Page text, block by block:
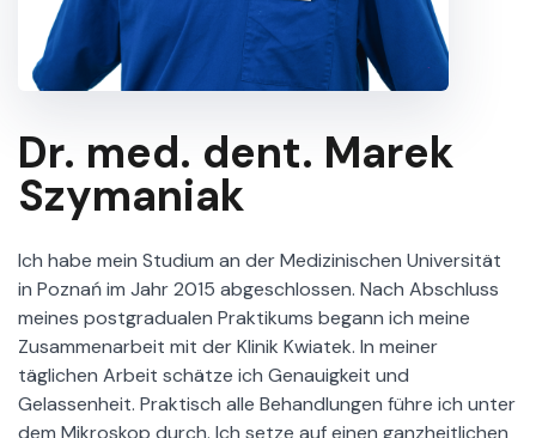
Dr. med. dent. Marek
Szymaniak
Ich habe mein Studium an der Medizinischen Universität
in Poznań im Jahr 2015 abgeschlossen. Nach Abschluss
meines postgradualen Praktikums begann ich meine
Zusammenarbeit mit der Klinik Kwiatek. In meiner
täglichen Arbeit schätze ich Genauigkeit und
Gelassenheit. Praktisch alle Behandlungen führe ich unter
dem Mikroskop durch. Ich setze auf einen ganzheitlichen